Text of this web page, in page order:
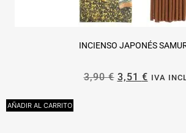
INCIENSO JAPONÉS
3,90€ 3,51 € IVA
AÑADIR AL CARRITO